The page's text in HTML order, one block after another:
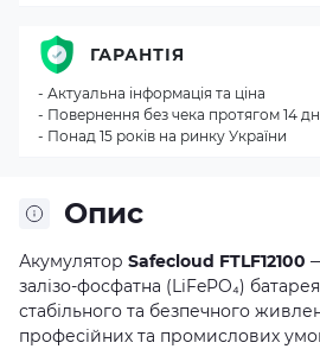
Опис
Акумулятор Safecloud FTLF12100
залізо-фосфатна (LiFePO₄)
стабільного та безпечного
професійних та промислових
ГАРАНТІЯ
- Актуальна інформація та ціна
- Повернення без чека протягом 14
- Понад 15 років на ринку України